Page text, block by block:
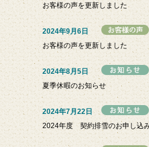
お客様の声を更新しました
2024年9月6日
お客様の声を更新しました
2024年8月5日
夏季休暇のお知らせ
2024年7月22日
2024年度 契約排雪のお申し込